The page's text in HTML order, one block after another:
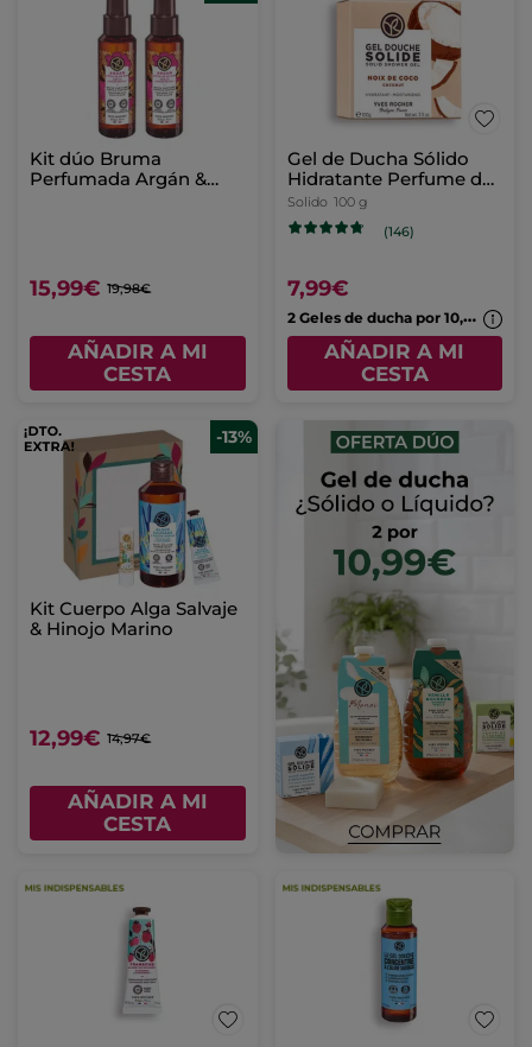
Kit dúo Bruma
Perfumada Argán &
15,99€ 19,98€
AÑADIR A MI
CESTA
Gel de Ducha Sólido
Hidratante Perfume de
Coco
Solido 100 g
(146)
7,99€
2
Geles de ducha por 10,99€
AÑADIR A MI
CESTA
-13%
Kit Cuerpo Alga Salvaje
& Hinojo Marino
12,99€ 14,97€
AÑADIR A MI
CESTA